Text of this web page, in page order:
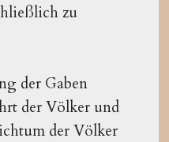
zu
der Gaben
der Völker und
der Völker